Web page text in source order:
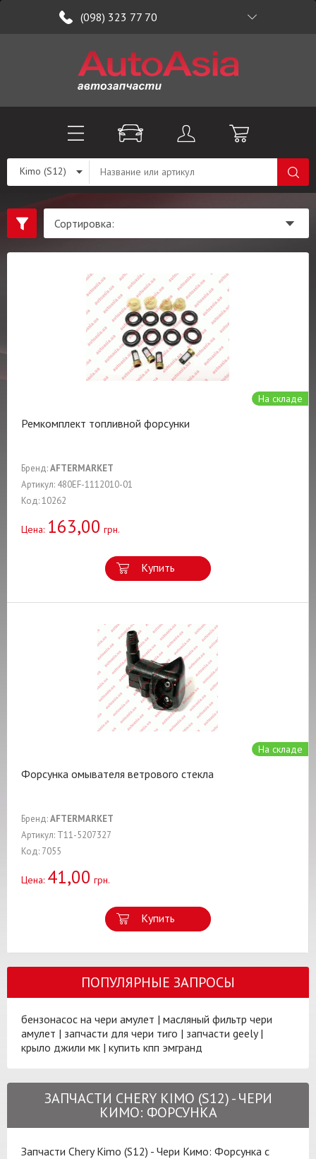
(098) 323 77 70
Kimo (S12)
На складе
Ремкомплект топливной форсунки
Бренд:AFTERMARKET
Артикул: 480EF-1112010-01
Код: 10262
Цена: 163,00 грн.
Купить
На складе
Форсунка омывателя ветрового стекла
Бренд:AFTERMARKET
Артикул: T11-5207327
Код: 7055
Цена: 41,00 грн.
Купить
ПОПУЛЯРНЫЕ ЗАПРОСЫ
бензонасос на чери амулет | масляный фильтр чери
амулет | запчасти для чери тиго | запчасти geely|
крыло джили мк | купить кпп эмгранд
ЗАПЧАСТИ CHERY KIMO (S12) - ЧЕРИ
КИМО: ФОРСУНКА
Запчасти Chery Kimo (S12) - Чери Кимо: Форсунка с